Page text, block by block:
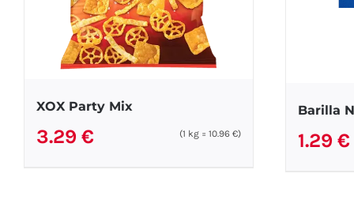
XOX Party Mix
3.29 € (1 kg= 10.96 €)
Barilla
1.29 €